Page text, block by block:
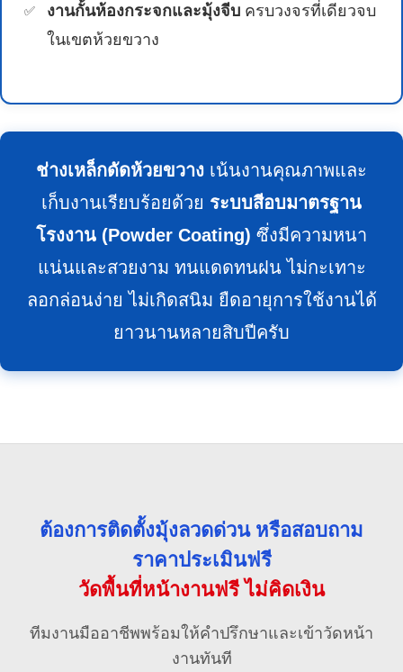
งานกั้นห้องกระจกและมุ้งจีบ ครบวงจรที่เดียวจบ
ในเขตห้วยขวาง
ช่างเหล็กดัดห้วยขวาง เน้นงานคุณภาพและ
เก็บงานเรียบร้อยด้วย ระบบสีอบมาตรฐาน
โรงงาน (Powder Coating) ซึ่งมีความหนา
แน่นและสวยงาม ทนแดดทนฝน ไม่กะเทาะ
ลอกล่อนง่าย ไม่เกิดสนิม ยืดอายุการใช้งานได้
ยาวนานหลายสิบปีครับ
ต้องการติดตั้งมุ้งลวดด่วน หรือสอบถาม
ราคาประเมินฟรี
วัดพื้นที่หน้างานฟรี ไม่คิดเงิน
ทีมงานมืออาชีพพร้อมให้คำปรึกษาและเข้าวัดหน้า
งานทันที